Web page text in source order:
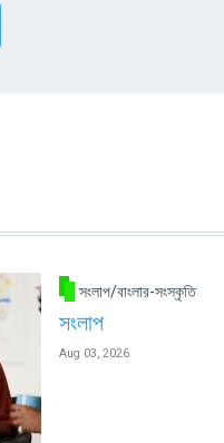
সংলাপ/বাংলার-সংস্কৃতি
সংলাপ
Aug 03, 2026